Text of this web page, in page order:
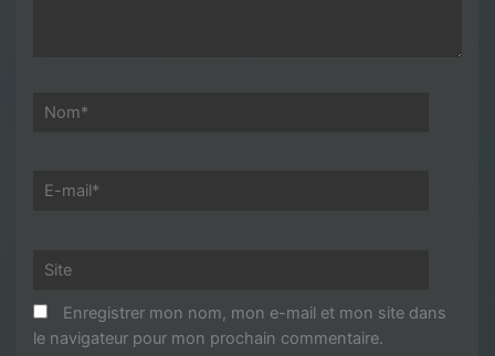
Nom*
E-
Site
Enregistrer mon nom, mon e-mail et mon site dans
le navigateur pour mon prochain commentaire.